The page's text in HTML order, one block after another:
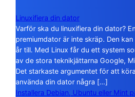
Linuxifiera din dator
Varför ska du linuxifiera din dator?
premiumdator är inte skräp. Den
år till. Med Linux får du ett system
av de stora teknikjättarna Google,
Det starkaste argumentet för att
använda din dator några […]
Installera Debian, Ubuntu eller Mint